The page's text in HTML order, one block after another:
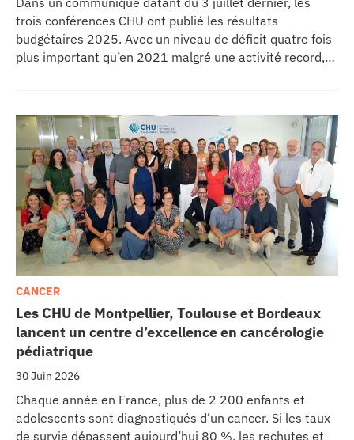
trois conférences CHU ont publié les résultats
budgétaires 2025. Avec un niveau de déficit quatre fois
plus important qu’en 2021 malgré une activité record,
Les CHU de Montpellier, Toulouse et Bordeaux
lancent un centre d’excellence en cancérologie
pédiatrique
30 Juin 2026
CANCER
Chaque année en France, plus de 2 200 enfants et
adolescents sont diagnostiqués d’un cancer. Si les taux
de survie dépassent aujourd’hui 80 %, les rechutes et